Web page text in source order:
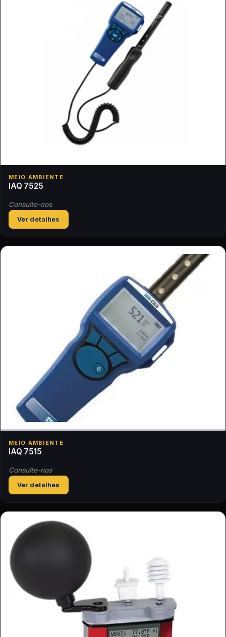
MEIO AMBIENTE
IAQ 7525
Consulte-nos
Ver detalhes
MEIO AMBIENTE
IAQ 7515
Consulte-nos
Ver detalhes